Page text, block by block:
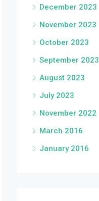
December 2023
November 2023
October 2023
September 2023
August 2023
July 2023
November 2022
March 2016
January 2016